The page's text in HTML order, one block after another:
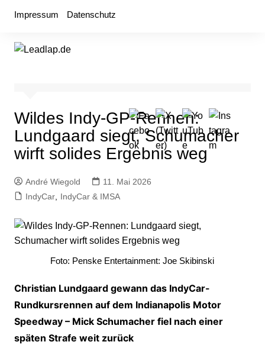
Impressum Datenschutz
Wildes Indy-GP-Rennen:
Lundgaard siegt, Schumacher
wirft solides Ergebnis weg
André Wiegold
11. Mai 2026
IndyCar, IndyCar & IMSA
Foto: Penske Entertainment: Joe Skibinski
Christian Lundgaard gewann das IndyCar-
Rundkursrennen auf dem Indianapolis Motor
Speedway – Mick Schumacher fiel nach einer
späten Strafe weit zurück